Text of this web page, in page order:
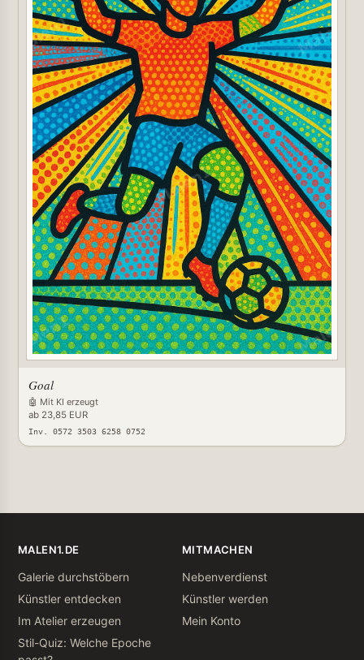
Goal
🤖 Mit KI erzeugt
ab 23,85 EUR
Inv. 0572 3503 6258 0752
MALEN1.DE
Galerie durchstöbern
Künstler entdecken
Im Atelier erzeugen
Stil-Quiz: Welche Epoche
MITMACHEN
Nebenverdienst
Künstler werden
Mein Konto